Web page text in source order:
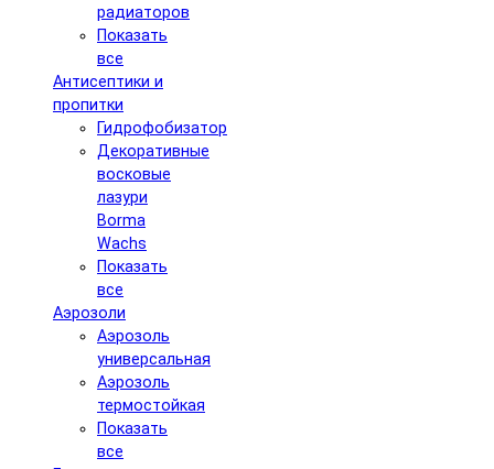
радиаторов
Показать
все
Антисептики и
пропитки
Гидрофобизатор
Декоративные
восковые
лазури
Borma
Wachs
Показать
все
Аэрозоли
Аэрозоль
универсальная
Аэрозоль
термостойкая
Показать
все